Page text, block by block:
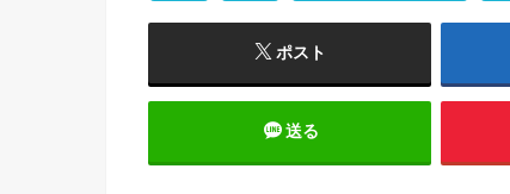
ポスト
送る